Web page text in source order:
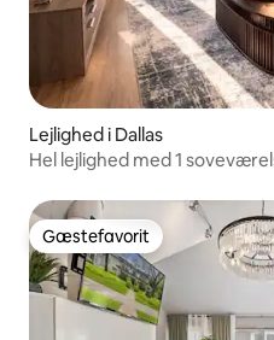
Lejlighed i Dallas
Hel lejlighed med 1
Gæstefavorit
Gæstefavorit